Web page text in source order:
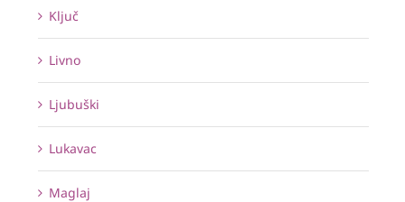
Ključ
Livno
Ljubuški
Lukavac
Maglaj